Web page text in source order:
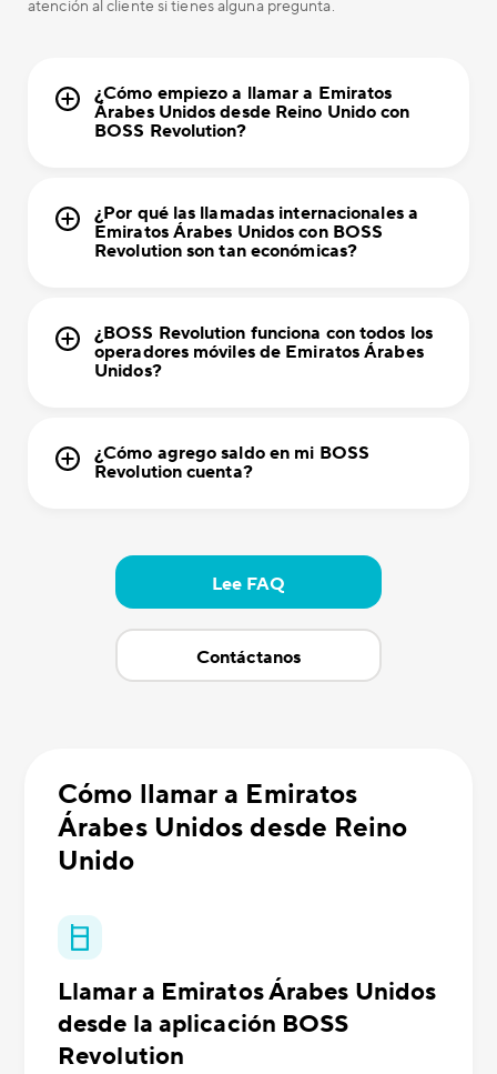
atención al cliente si tienes alguna pregunta.
¿Cómo empiezo a llamar a Emiratos
Árabes Unidos desde Reino Unido con
BOSS Revolution?
¿Por qué las llamadas internacionales a
Emiratos Árabes Unidos con BOSS
Revolution son tan económicas?
¿BOSS Revolution funciona con todos los
operadores móviles de Emiratos Árabes
Unidos?
¿Cómo agrego saldo en mi BOSS
Revolution cuenta?
Lee FAQ
Contáctanos
Cómo llamar a Emiratos
Árabes Unidos desde Reino
Unido
Llamar a Emiratos Árabes Unidos
desde la aplicación BOSS
Revolution